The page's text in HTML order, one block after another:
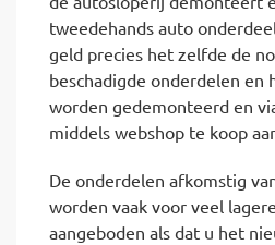
tweedehands auto
geld precies het zelfde de
beschadigde onderdelen en
worden gedemonteerd en
middels webshop te koop
De onderdelen afkomstig
worden vaak voor veel
aangeboden als dat u het